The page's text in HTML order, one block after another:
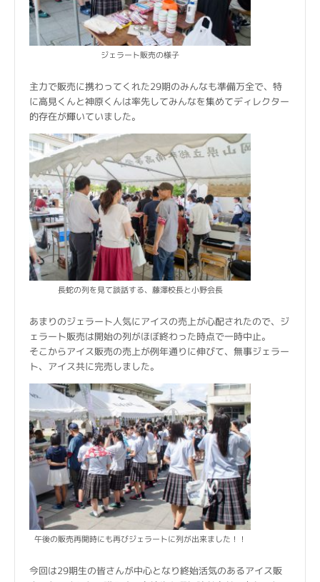
ジェラート販売の様子
主力で販売に携わってくれた29期のみんなも準備万全で、特
に高見くんと神原くんは率先してみんなを集めてディレクター
的存在が輝いていました。
長蛇の列を見て談話する、藤澤校長と小野会長
あまりのジェラート人気にアイスの売上が心配されたので、ジ
ェラート販売は開始の列がほぼ終わった時点で一時中止。
そこからアイス販売の売上が例年通りに伸びて、無事ジェラー
ト、アイス共に完売しました。
午後の販売再開時にも再びジェラートに列が出来ました！！
今回は29期生の皆さんが中心となり終始活気のあるアイス販